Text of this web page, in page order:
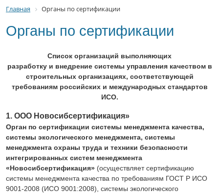
Главная Органы по сертификации
Органы по сертификации
Список организаций выполняющих
разработку и внедрение системы управления качеством в
строительных организациях, соответствующей
требованиям российских и международных стандартов
ИСО.
1. ООО Новосибсертификация»
Орган по сертификации системы менеджмента качества,
системы экологического менеджмента, системы
менеджмента охраны труда и техники безопасности
интегрированных систем менеджмента
«Новосибсертификация» (осуществляет сертификацию
системы менеджмента качества по требованиям ГОСТ Р ИСО
9001-2008 (ИСО 9001:2008), системы экологического